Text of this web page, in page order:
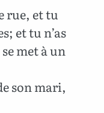
rue, et tu
et tu n’as
met à un
son mari,